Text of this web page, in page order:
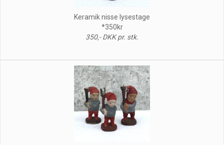
Keramik nisse lysestage
*350kr
350,- DKK pr. stk.